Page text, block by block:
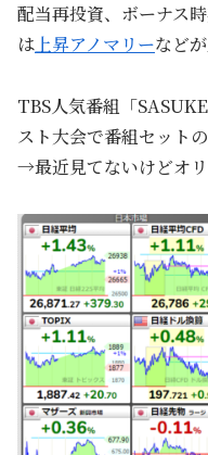
配当再投資、ボーナス
は 上昇アノマリーなど
TBS人気番組「
スト大会で番組セット
→最近見てないけどオ